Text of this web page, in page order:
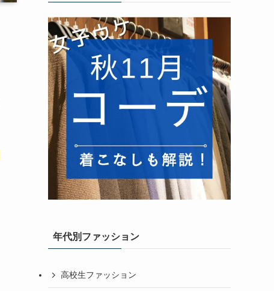
年代別ファッション
高校生ファッション